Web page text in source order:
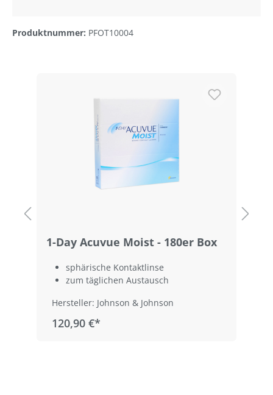
Produktnummer: PFOT10004
1-Day Acuvue Moist - 180er Box
sphärische Kontaktlinse
zum täglichen Austausch
Hersteller: Johnson & Johnson
120,90 €*